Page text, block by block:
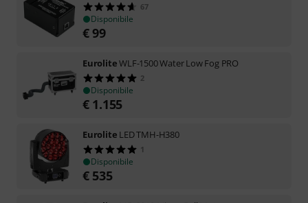
67
Disponibile
€99
EuroliteWLF-1500 Water Low Fog PRO
2
Disponibile
€ 1.155
Eurolite LED TMH-H380
1
Disponibile
€ 535